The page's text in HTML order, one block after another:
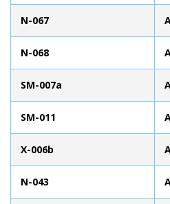
N-067
N-068
SM-007a
SM-011
X-006b
N-043